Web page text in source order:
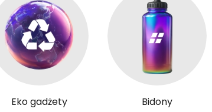
Eko gadżety Bidony